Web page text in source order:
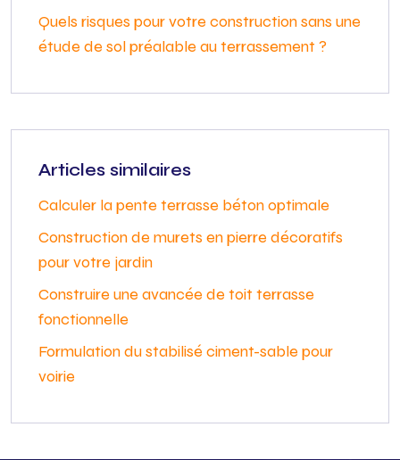
Quels risques pour votre construction sans une
étude de sol préalable au terrassement ?
Articles similaires
Calculer la pente terrasse béton optimale
Construction de murets en pierre décoratifs
pour votre jardin
Construire une avancée de toit terrasse
fonctionnelle
Formulation du stabilisé ciment-sable pour
voirie